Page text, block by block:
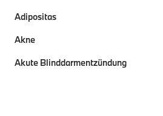
Adipositas
Akne
Akute Blinddarmentzündung